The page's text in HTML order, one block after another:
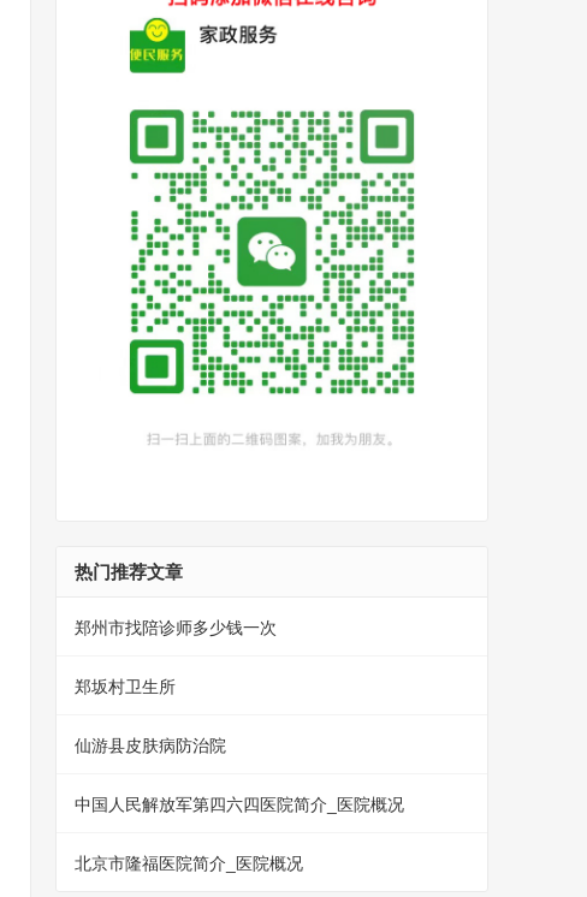
热门推荐文章
郑州市找陪诊师多少钱一次
郑坂村卫生所
仙游县皮肤病防治院
中国人民解放军第四六四医院简介_医院概况
北京市隆福医院简介_医院概况